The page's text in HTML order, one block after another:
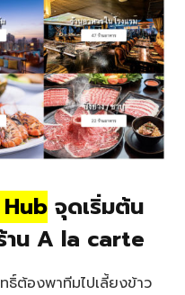
จุดเริ่มต้น
าน A la carte
ต้องพาทีมไปเลี้ยงข้าว